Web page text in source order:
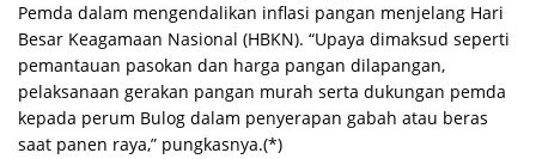
Pemda dalam mengendalikan inflasi pangan menjelang Hari
Besar Keagamaan Nasional (HBKN). “Upaya dimaksud seperti
pemantauan pasokan dan harga pangan dilapangan,
pelaksanaan gerakan pangan murah serta dukungan pemda
kepada perum Bulog dalam penyerapan gabah atau beras
saat panen raya,” pungkasnya.(*)